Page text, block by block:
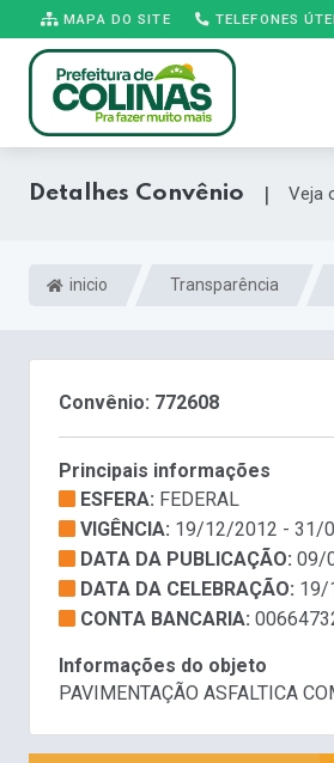
MAPA DO SITE TELEFONES
Detalhes Convênio | Veja
inicio Transparência
Convênio: 772608
Principais informações
ESFERA: FEDERAL
VIGÊNCIA: 19/12/2012 - 31/
DATA DA PUBLICAÇÃO: 09/
DATA DA CELEBRAÇÃO: 19/
CONTA BANCARIA:
Informações do objeto
PAVIMENTAÇÃO ASFALTICA